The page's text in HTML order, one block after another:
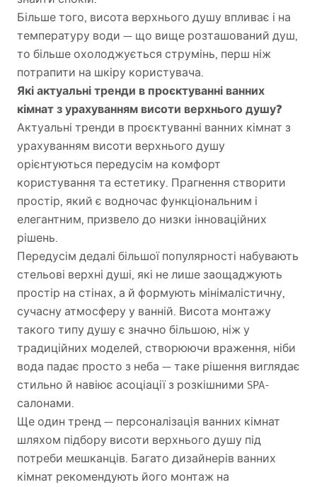
Більше того, висота верхнього душу впливає і на
температуру води — що вище розташований душ,
то більше охолоджується струмінь, перш ніж
потрапити на шкіру користувача.
Які актуальні тренди в проєктуванні ванних
кімнат з урахуванням висоти верхнього душу?
Актуальні тренди в проєктуванні ванних кімнат з
урахуванням висоти верхнього душу
орієнтуються передусім на комфорт
користування та естетику. Прагнення створити
простір, який є водночас функціональним і
елегантним, призвело до низки інноваційних
рішень.
Передусім дедалі більшої популярності набувають
стельові верхні душі, які не лише заощаджують
простір на стінах, а й формують мінімалістичну,
сучасну атмосферу у ванній. Висота монтажу
такого типу душу є значно більшою, ніж у
традиційних моделей, створюючи враження, ніби
вода падає просто з неба — таке рішення виглядає
стильно й навіює асоціації з розкішними SPA-
салонами.
Ще один тренд — персоналізація ванних кімнат
шляхом підбору висоти верхнього душу під
потреби мешканців. Багато дизайнерів ванних
кімнат рекомендують його монтаж на